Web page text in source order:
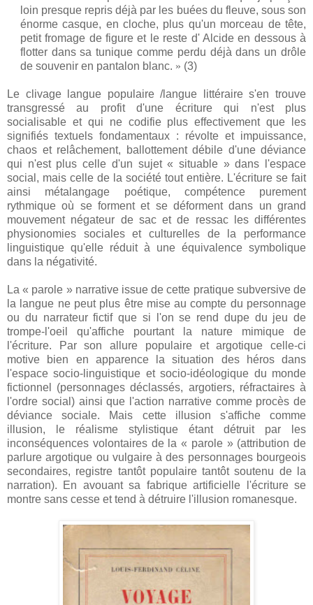
loin presque repris déjà par les buées du fleuve, sous son
énorme casque, en cloche, plus qu'un morceau de tête,
petit fromage de figure et le reste d' Alcide en dessous à
flotter dans sa tunique comme perdu déjà dans un drôle
de souvenir en pantalon blanc. » (3)
Le clivage langue populaire /langue littéraire s'en trouve
transgressé au profit d'une écriture qui n'est plus
socialisable et qui ne codifie plus effectivement que les
signifiés textuels fondamentaux : révolte et impuissance,
chaos et relâchement, ballottement débile d'une déviance
qui n'est plus celle d'un sujet « situable » dans l'espace
social, mais celle de la société tout entière. L'écriture se fait
ainsi métalangage poétique, compétence purement
rythmique où se forment et se déforment dans un grand
mouvement négateur de sac et de ressac les différentes
physionomies sociales et culturelles de la performance
linguistique qu'elle réduit à une équivalence symbolique
dans la négativité.
La « parole » narrative issue de cette pratique subversive de
la langue ne peut plus être mise au compte du personnage
ou du narrateur fictif que si l'on se rend dupe du jeu de
trompe-l'oeil qu'affiche pourtant la nature mimique de
l'écriture. Par son allure populaire et argotique celle-ci
motive bien en apparence la situation des héros dans
l'espace socio-linguistique et socio-idéologique du monde
fictionnel (personnages déclassés, argotiers, réfractaires à
l'ordre social) ainsi que l'action narrative comme procès de
déviance sociale. Mais cette illusion s'affiche comme
illusion, le réalisme stylistique étant détruit par les
inconséquences volontaires de la « parole » (attribution de
parlure argotique ou vulgaire à des personnages bourgeois
secondaires, registre tantôt populaire tantôt soutenu de la
narration). En avouant sa fabrique artificielle l'écriture se
montre sans cesse et tend à détruire l'illusion romanesque.